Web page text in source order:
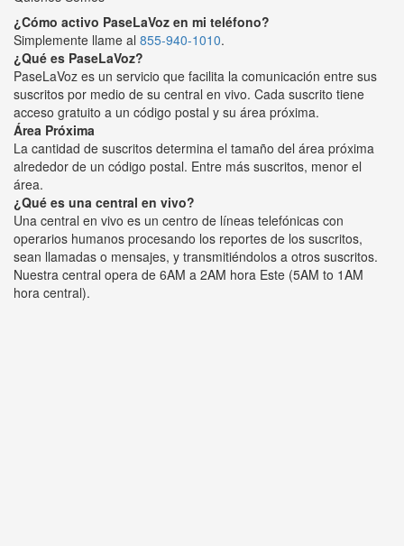
¿Cómo activo PaseLaVoz en mi teléfono?
Simplemente llame al 855-940-1010.
¿Qué es PaseLaVoz?
PaseLaVoz es un servicio que facilita la comunicación entre sus
suscritos por medio de su central en vivo. Cada suscrito tiene
acceso gratuito a un código postal y su área próxima.
Área Próxima
La cantidad de suscritos determina el tamaño del área próxima
alrededor de un código postal. Entre más suscritos, menor el
área.
¿Qué es una central en vivo?
Una central en vivo es un centro de líneas telefónicas con
operarios humanos procesando los reportes de los suscritos,
sean llamadas o mensajes, y transmitiéndolos a otros suscritos.
Nuestra central opera de 6AM a 2AM hora Este (5AM to 1AM
hora central).